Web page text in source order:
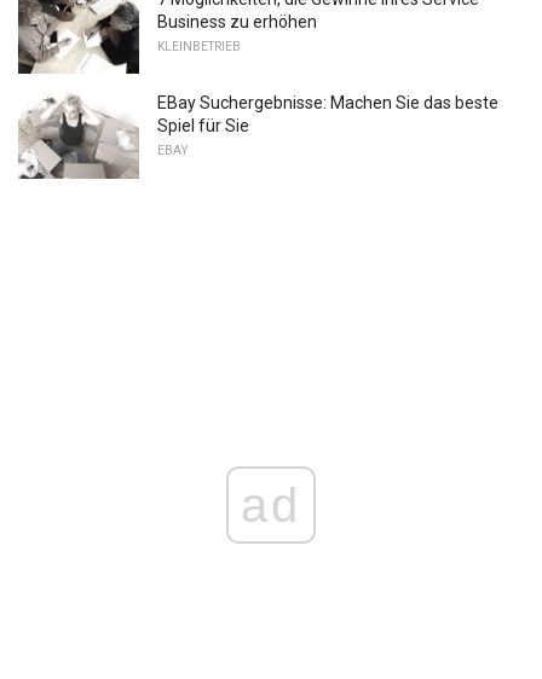
Business zu erhöhen
KLEINBETRIEB
EBay Suchergebnisse: Machen Sie das beste
Spiel für Sie
EBAY
ad